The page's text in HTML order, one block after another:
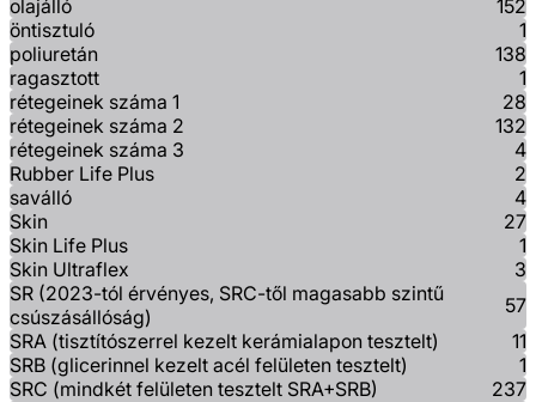
olajálló
152
öntisztuló
1
poliuretán
138
ragasztott
1
rétegeinek száma 1
28
rétegeinek száma 2
132
rétegeinek száma 3
4
Rubber Life Plus
2
saválló
4
Skin
27
Skin Life Plus
1
Skin Ultraflex
3
SR (2023-tól érvényes, SRC-től magasabb szintű
csúszásállóság)
57
SRA (tisztítószerrel kezelt kerámialapon tesztelt)
11
SRB (glicerinnel kezelt acél felületen tesztelt)
1
SRC (mindkét felületen tesztelt SRA+SRB)
237